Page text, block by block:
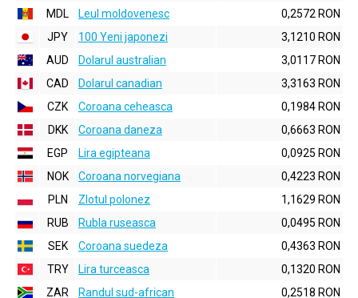
MDL
Leul moldovenesc
0,2572 RON
JPY
100 Yeni japonezi
3,1210 RON
AUD
Dolarul australian
3,0117 RON
CAD
Dolarul canadian
3,3163 RON
CZK
Coroana ceheasca
0,1984 RON
DKK
Coroana daneza
0,6663 RON
EGP
Lira egipteana
0,0925 RON
NOK
Coroana norvegiana
0,4223 RON
PLN
Zlotul polonez
1,1629 RON
RUB
Rubla ruseasca
0,0495 RON
SEK
Coroana suedeza
0,4363 RON
TRY
Lira turceasca
0,1320 RON
ZAR
Randul sud-african
0,2518 RON